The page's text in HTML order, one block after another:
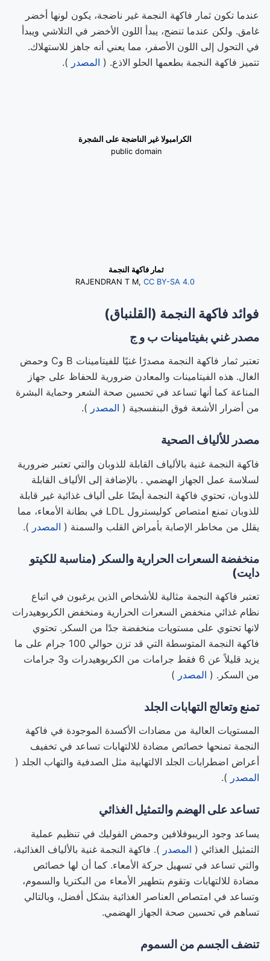
عندما تكون ثمار فاكهة النجمة غير ناضجة، يكون لونها أخضر
غامق. ولكن عندما تنضج، يبدأ اللون الأخضر في التلاشي ويبدأ
في التحول إلى اللون الأصفر، مما يعني أنه جاهز للاستهلاك.
تتميز فاكهة النجمة بطعمها الحلو الاذع. ( المصدر ).
الكرامبولا غير الناضجة على الشجرة
public domain
ثمار فاكهة النجمة
RAJENDRAN T M, CC BY-SA 4.0
فوائد فاكهة النجمة (القلنباق)
مصدر غني بفيتامينات ب و ج
تعتبر ثمار فاكهة النجمة مصدرًا غنيًا للفيتامينات B وC وحمض
الغال. هذه الفيتامينات والمعادن ضرورية للحفاظ على جهاز
المناعة كما أنها تساعد في تحسين صحة الشعر وحماية البشرة
من أضرار الأشعة فوق البنفسجية ( المصدر ).
مصدر للألياف الصحية
فاكهة النجمة غنية بالألياف القابلة للذوبان والتي تعتبر ضرورية
لسلاسة عمل الجهاز الهضمي . بالإضافة إلى الألياف القابلة
للذوبان، تحتوي فاكهة النجمة أيضًا على ألياف غذائية غير قابلة
للذوبان تمنع امتصاص كوليسترول LDL في بطانة الأمعاء، مما
يقلل من مخاطر الإصابة بأمراض القلب والسمنة ( المصدر ).
منخفضة السعرات الحرارية والسكر (مناسبة للكيتو
دايت)
تعتبر فاكهة النجمة مثالية للأشخاص الذين يرغبون في اتباع
نظام غذائي منخفض السعرات الحرارية ومنخفض الكربوهيدرات
لانها تحتوي على مستويات منخفضة جدًا من السكر. تحتوي
فاكهة النجمة المتوسطة التي قد تزن حوالي 100 جرام على ما
يزيد قليلاً عن 6 فقط جرامات من الكربوهيدرات و3 جرامات
من السكر. ( المصدر )
تمنع وتعالج التهابات الجلد
المستويات العالية من مضادات الأكسدة الموجودة في فاكهة
النجمة تمنحها خصائص مضادة للالتهابات تساعد في تخفيف
أعراض اضطرابات الجلد الالتهابية مثل الصدفية والتهاب الجلد (
المصدر ).
تساعد على الهضم والتمثيل الغذائي
يساعد وجود الريبوفلافين وحمض الفوليك في تنظيم عملية
التمثيل الغذائي ( المصدر ). فاكهة النجمة غنية بالألياف الغذائية،
والتي تساعد في تسهيل حركة الأمعاء. كما أن لها خصائص
مضادة للالتهابات وتقوم بتطهير الأمعاء من البكتريا والسموم،
وتساعد في امتصاص العناصر الغذائية بشكل أفضل، وبالتالي
تساهم في تحسين صحة الجهاز الهضمي.
تنضف الجسم من السموم